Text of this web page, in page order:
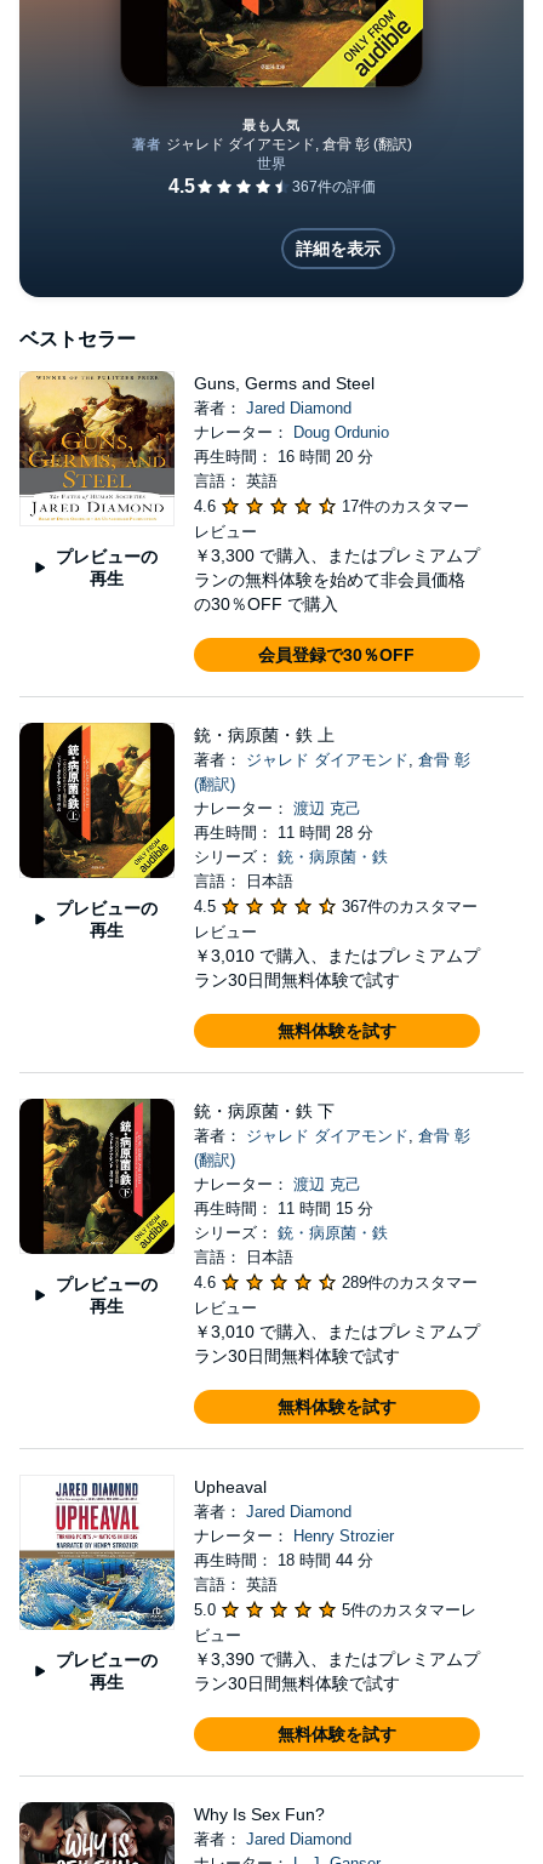
銃・病原菌・鉄 上
最も人気
詳細を表示
ベストセラー
プレビューの
再生
Guns, Germs and Steel
著者： Jared Diamond
ナレーター：
Doug Ordunio
再生時間： 16 時間 20 分
言語： 英語
4.6
17件のカスタマー
レビュー
￥3,300 で購入、またはプレミアムプ
ランの無料体験を始めて非会員価格
の30％OFF で購入
会員登録で30％OFF
プレビューの
再生
銃・病原菌・鉄 上
著者： ジャレド ダイアモンド, 倉骨 彰
(翻訳)
ナレーター： 渡辺 克己
再生時間： 11 時間 28 分
シリーズ： 銃・病原菌・鉄
言語： 日本語
4.5
367件のカスタマー
レビュー
￥3,010 で購入、またはプレミアムプ
ラン30日間無料体験で試す
無料体験を試す
プレビューの
再生
銃・病原菌・鉄 下
著者： ジャレド ダイアモンド, 倉骨 彰
(翻訳)
ナレーター： 渡辺 克己
再生時間： 11 時間 15 分
シリーズ： 銃・病原菌・鉄
言語： 日本語
4.6
289件のカスタマー
レビュー
￥3,010 で購入、またはプレミアムプ
ラン30日間無料体験で試す
無料体験を試す
プレビューの
再生
Upheaval
著者： Jared Diamond
ナレーター：
Henry Strozier
再生時間： 18 時間 44 分
言語： 英語
5.0
5件のカスタマーレ
ビュー
￥3,390 で購入、またはプレミアムプ
ラン30日間無料体験で試す
無料体験を試す
Why Is Sex Fun?
著者： Jared Diamond